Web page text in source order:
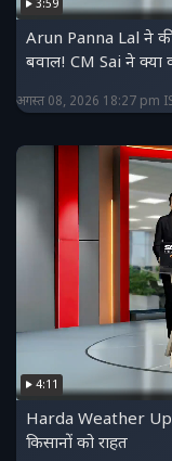
3:59
Arun Panna Lal ने
बवाल! CM Sai ने क्या
अगस्त 08, 2026 18:27 pm
4:11
Harda Weather
किसानों को राहत